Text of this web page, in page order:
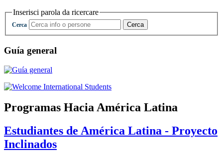
Inserisci parola da ricercare
Cerca Cerca
Guía general
Programas Hacia América Latina
Estudiantes de América Latina - Proyecto
Inclinados